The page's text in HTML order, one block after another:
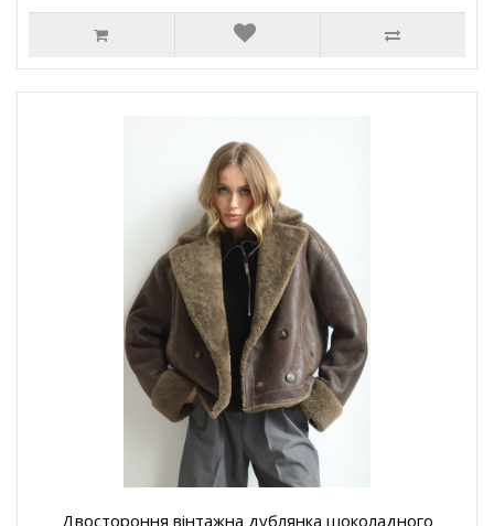
Двостороння вінтажна дублянка шоколадного